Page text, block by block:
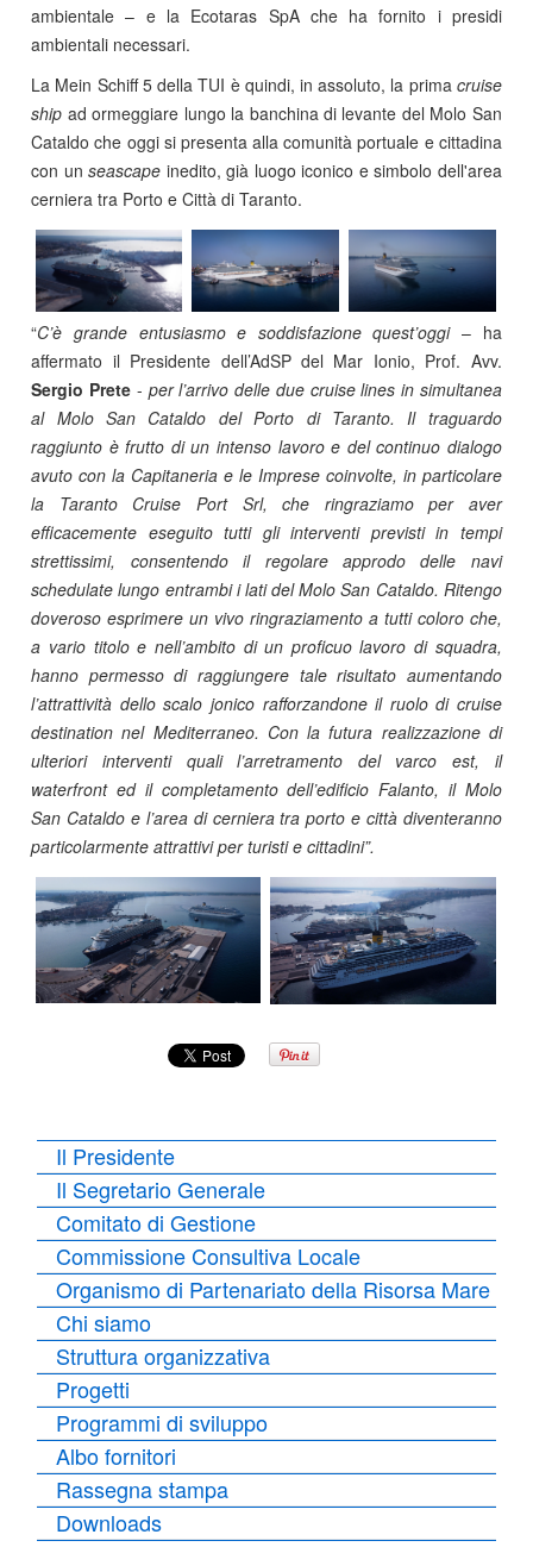
ambientale – e la Ecotaras SpA che ha fornito i presidi
ambientali necessari.
La Mein Schiff 5 della TUI è quindi, in assoluto, la prima cruise
ship ad ormeggiare lungo la banchina di levante del Molo San
Cataldo che oggi si presenta alla comunità portuale e cittadina
con unseascape inedito, già luogo iconico e simbolo dell'area
cerniera tra Porto e Città di Taranto.
“C’è grande entusiasmo e soddisfazione quest’oggi– ha
affermato il Presidente dell’AdSP del Mar Ionio, Prof. Avv.
Sergio Prete- per l’arrivo delle due cruise lines in simultanea
al Molo San Cataldo del Porto di Taranto. Il traguardo
raggiunto è frutto di un intenso lavoro e del continuo dialogo
avuto con la Capitaneria e le Imprese coinvolte, in particolare
la Taranto Cruise Port Srl, che ringraziamo per aver
efficacemente eseguito tutti gli interventi previsti in tempi
strettissimi, consentendo il regolare approdo delle navi
schedulate lungo entrambi i lati del Molo San Cataldo. Ritengo
doveroso esprimere un vivo ringraziamento a tutti coloro che,
a vario titolo e nell’ambito di un proficuo lavoro di squadra,
hanno permesso di raggiungere tale risultato aumentando
l’attrattività dello scalo jonico rafforzandone il ruolo di cruise
destination nel Mediterraneo. Con la futura realizzazione di
ulteriori interventi quali l’arretramento del varco est, il
waterfront ed il completamento dell’edificio Falanto, il Molo
San Cataldo e l’area di cerniera tra porto e città diventeranno
particolarmente attrattivi per turisti e cittadini”.
Il Presidente
Il Segretario Generale
Comitato di Gestione
Commissione Consultiva Locale
Organismo di Partenariato della Risorsa Mare
Chi siamo
Struttura organizzativa
Progetti
Programmi di sviluppo
Albo fornitori
Rassegna stampa
Downloads